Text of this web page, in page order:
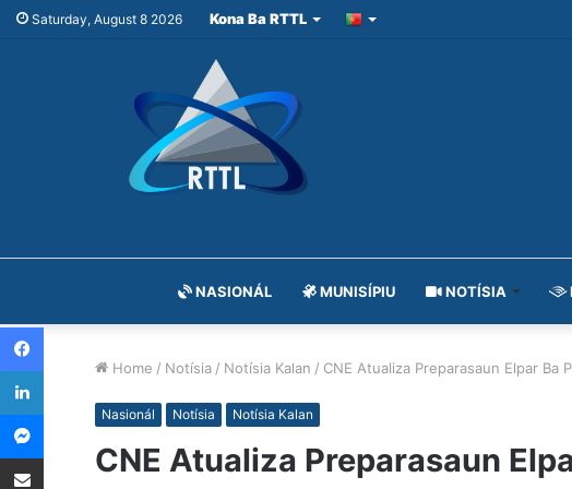
Saturday, August 8 2026 Kona Ba RTTL
NASIONÁL MUNISÍPIU NOTÍSIA
Home / Notísia / Notísia Kalan / CNE Atualiza Preparasaun Elpar Ba
Nasionál Notísia Notísia Kalan
CNE Atualiza Preparasaun
Facebook
LinkedIn
Messenger